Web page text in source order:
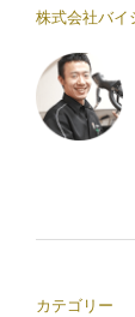
株式会社バイ
カテゴリー